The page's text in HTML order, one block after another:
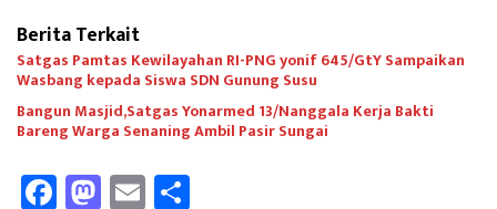
Berita Terkait
Satgas Pamtas Kewilayahan RI-PNG yonif 645/GtY Sampaikan
Wasbang kepada Siswa SDN Gunung Susu
Bangun Masjid,Satgas Yonarmed 13/Nanggala Kerja Bakti
Bareng Warga Senaning Ambil Pasir Sungai
Fa M E